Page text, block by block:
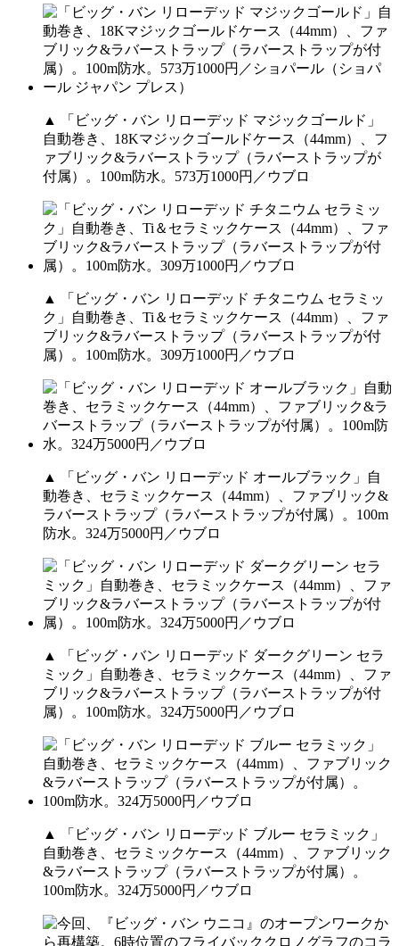
▲ 「ビッグ・バン リローデッド マジックゴールド」
自動巻き、18Kマジックゴールドケース（44mm）、フ
ァブリック&ラバーストラップ（ラバーストラップが
付属）。100m防水。573万1000円／ウブロ
▲ 「ビッグ・バン リローデッド チタニウム セラミッ
ク」自動巻き、Ti＆セラミックケース（44mm）、ファ
ブリック&ラバーストラップ（ラバーストラップが付
属）。100m防水。309万1000円／ウブロ
▲ 「ビッグ・バン リローデッド オールブラック」自
動巻き、セラミックケース（44mm）、ファブリック&
ラバーストラップ（ラバーストラップが付属）。100m
防水。324万5000円／ウブロ
▲ 「ビッグ・バン リローデッド ダークグリーン セラ
ミック」自動巻き、セラミックケース（44mm）、ファ
ブリック&ラバーストラップ（ラバーストラップが付
属）。100m防水。324万5000円／ウブロ
▲ 「ビッグ・バン リローデッド ブルー セラミック」
自動巻き、セラミックケース（44mm）、ファブリック
&ラバーストラップ（ラバーストラップが付属）。
100m防水。324万5000円／ウブロ